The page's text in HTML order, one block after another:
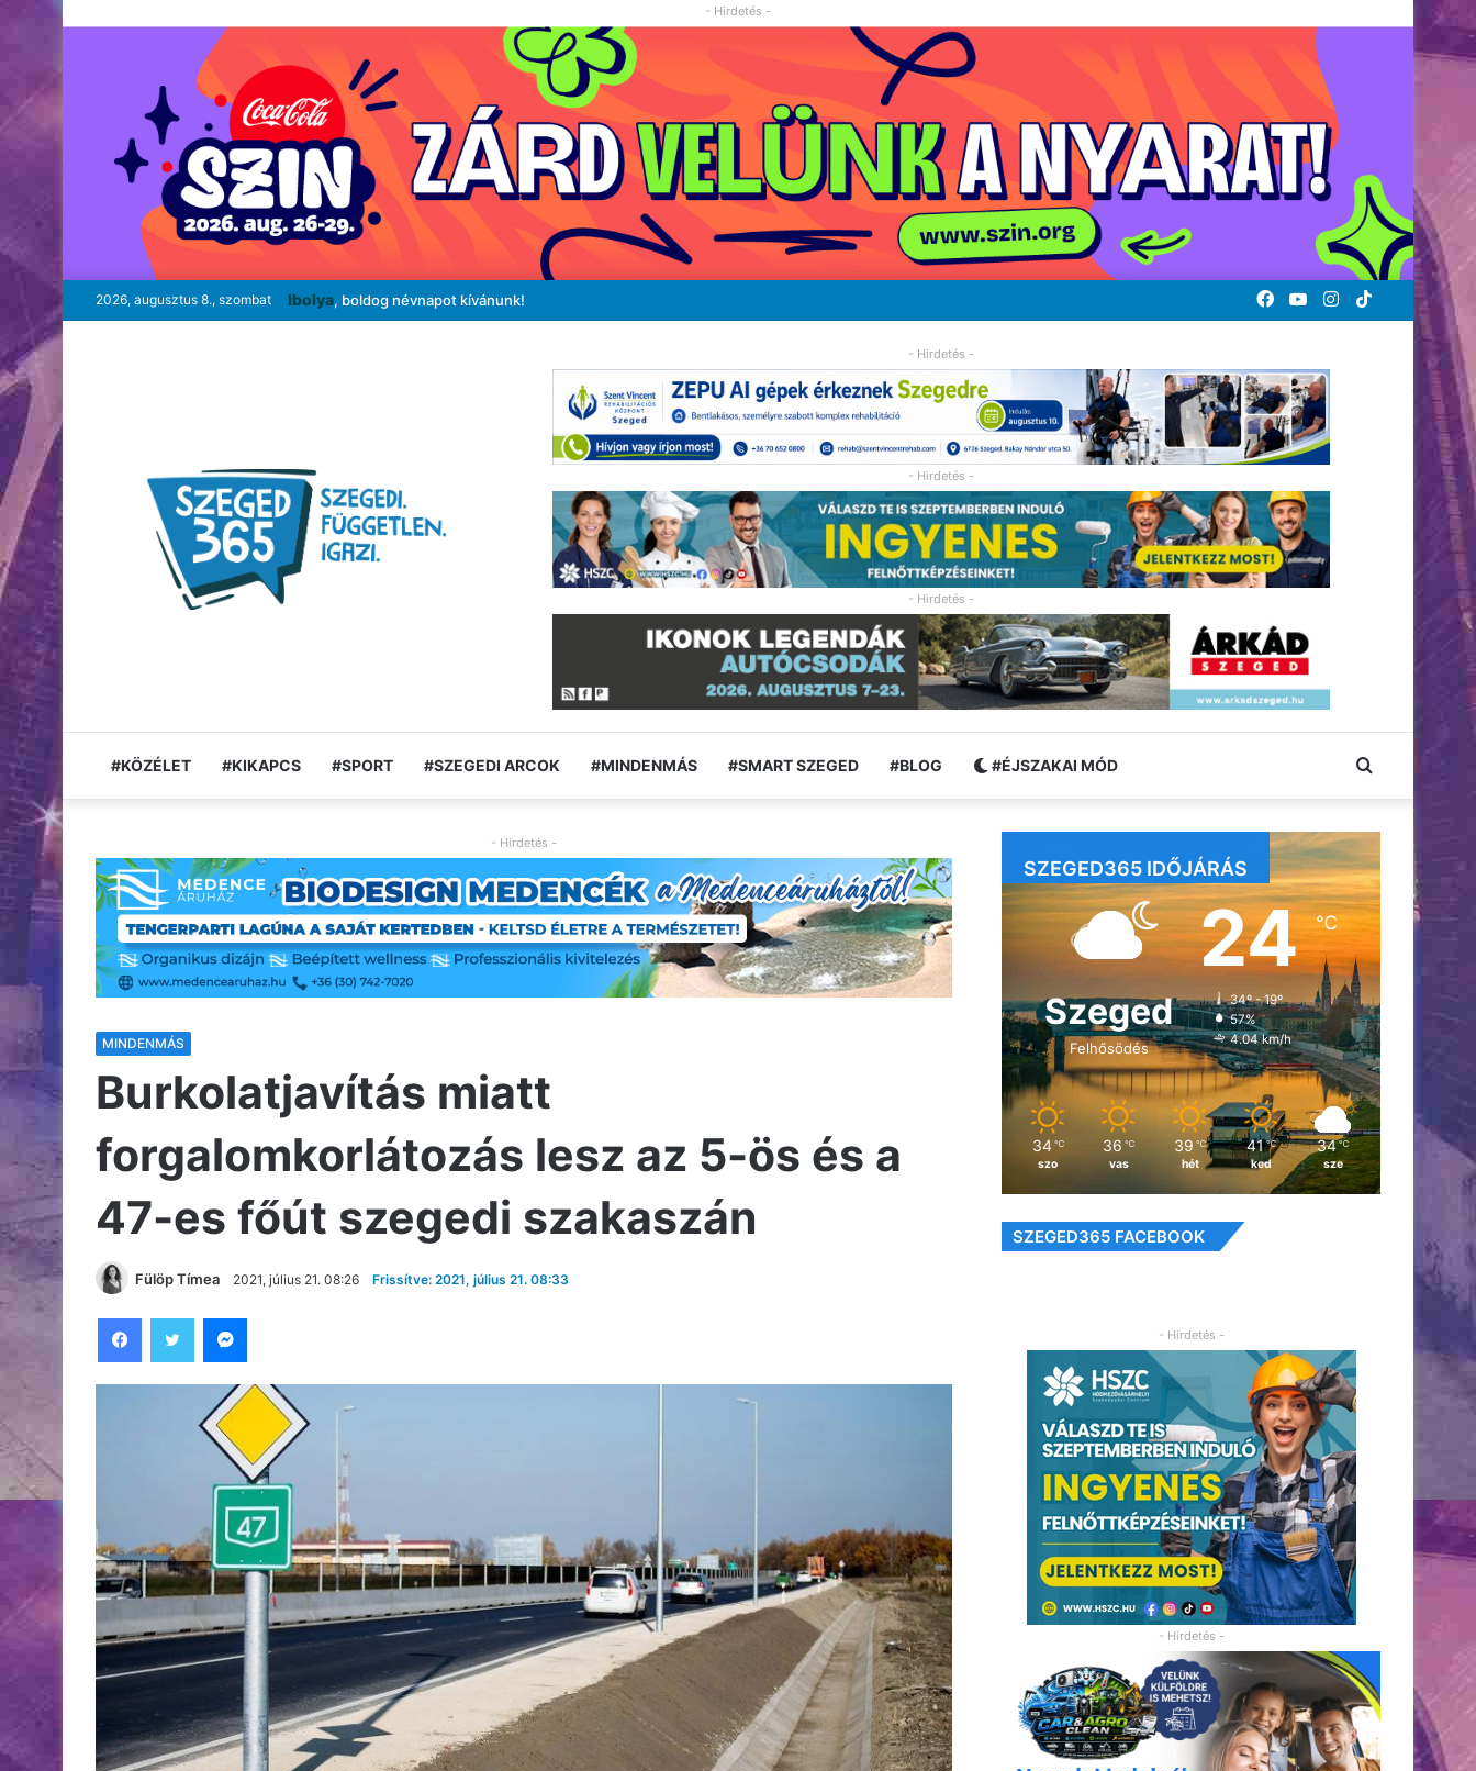
- Hirdetés -
2026, augusztus 8., szombat Ibolya, boldog névnapot kívánunk! TikTok
Instagram
YouTube
Facebook
- Hirdetés -
- Hirdetés -
- Hirdetés -
#KÖZÉLET #KIKAPCS #SPORT #SZEGEDI ARCOK #MINDENMÁS #SMART SZEGED #BLOG #ÉJSZAKAI MÓD Keresés:
- Hirdetés -
MINDENMÁS
Burkolatjavítás miatt
forgalomkorlátozás lesz az 5-ös és a
47-es főút szegedi szakaszán
Fülöp Tímea 2021, július 21. 08:26 Frissítve: 2021, július 21. 08:33
SZEGED365 IDŐJÁRÁS
Szeged
Felhősödés
24℃
34º - 19º
57%
4.04 km/h
34 ℃
szo
36 ℃
vas
39 ℃
hét
41 ℃
ked
34 ℃
sze
SZEGED365 FACEBOOK
- Hirdetés -
- Hirdetés -